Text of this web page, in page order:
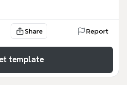
Share Report
template